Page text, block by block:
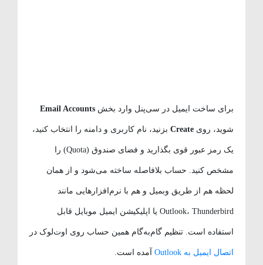
برای ساخت ایمیل در سی‌پنل وارد بخشEmail Accounts
شوید، رویCreateبزنید، نام کاربری و دامنه را انتخاب کنید،
یک رمز عبور قوی بگذارید و فضای صندوق (Quota) را
مشخص کنید. حساب بلافاصله ساخته می‌شود و از همان
لحظه هم از طریق وبمیل و هم با نرم‌افزارهایی مانند
Outlook، Thunderbird یا اپلیکیشن ایمیل موبایل قابل
استفاده است. تنظیم گام‌به‌گام همین حساب روی اوت‌لوک در
اتصال ایمیل به Outlook آمده است.